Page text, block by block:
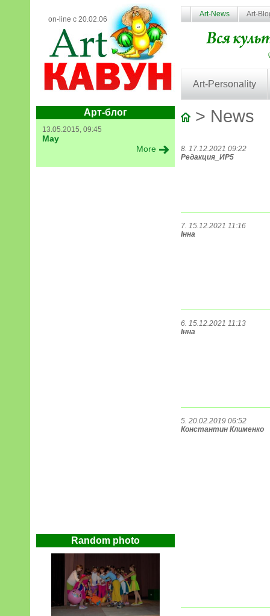
on-line с 20.02.06
Art-News Art-
Art-Personality
Арт-блог
13.05.2015, 09:45
May
More
Random photo
> News
8. 17.12.2021 09:22
Редакция_ИР5
7. 15.12.2021 11:16
Інна
6. 15.12.2021 11:13
Інна
5. 20.02.2019 06:52
Константин Клименко